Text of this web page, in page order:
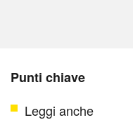
Punti chiave
Leggi anche